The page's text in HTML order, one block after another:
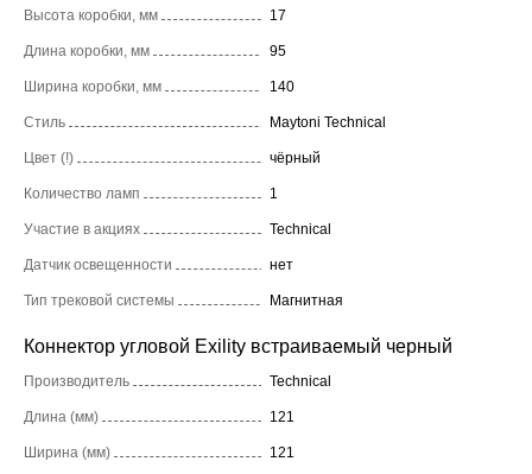
Высота коробки, мм 17
Длина коробки, мм 95
Ширина коробки, мм 140
Стиль Maytoni Technical
Цвет (!) чёрный
Количество ламп 1
Участие в акциях Technical
Датчик освещенности нет
Тип трековой системы Магнитная
Коннектор угловой Exility встраиваемый черный
Производитель Technical
Длина (мм) 121
Ширина (мм) 121